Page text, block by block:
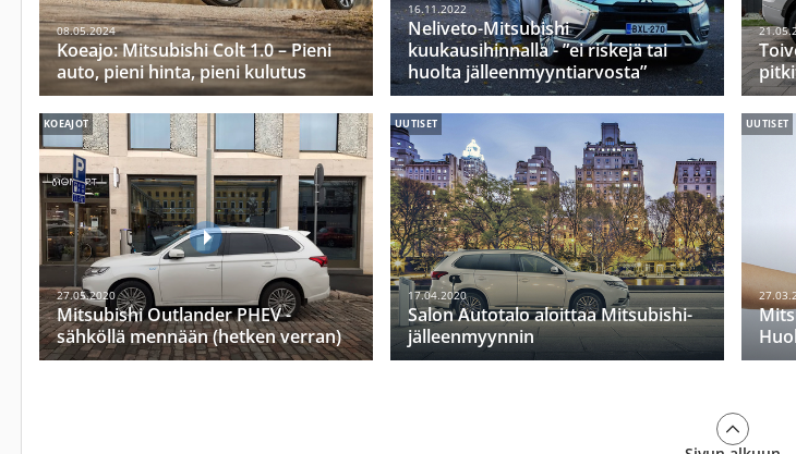
08.05.2024
Koeajo: Mitsubishi Colt 1.0 – Pieni
auto, pieni hinta, pieni kulutus
16.11.2022
Neliveto-Mitsubishi
kuukausihinnalla - ”ei riskejä tai
huolta jälleenmyyntiarvosta”
KOEAJOT
27.05.2020
Mitsubishi Outlander PHEV -
sähköllä mennään (hetken verran)
UUTISET
17.04.2020
Salon Autotalo aloittaa Mitsubishi-
jälleenmyynnin
UUTISET